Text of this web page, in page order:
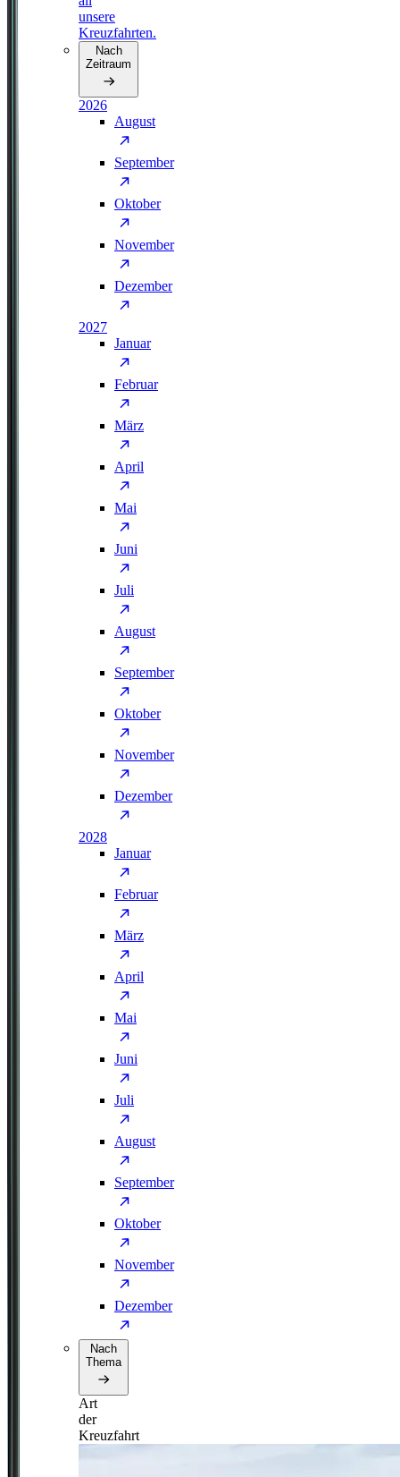
unsere
Kreuzfahrten.
Nach
Zeitraum
2026
August
September
Oktober
November
Dezember
2027
Januar
Februar
März
April
Mai
Juni
Juli
August
September
Oktober
November
Dezember
2028
Januar
Februar
März
April
Mai
Juni
Juli
August
September
Oktober
November
Dezember
Nach
Thema
Art
der
Kreuzfahrt